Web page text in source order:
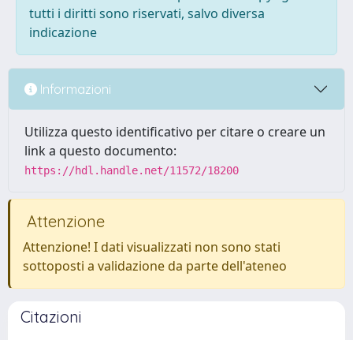
tutti i diritti sono riservati, salvo diversa
indicazione
Informazioni
Utilizza questo identificativo per citare o creare un
link a questo documento:
https://hdl.handle.net/11572/18200
Attenzione
Attenzione! I dati visualizzati non sono stati
sottoposti a validazione da parte dell'ateneo
Citazioni